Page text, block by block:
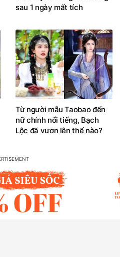
sau 1 ngày mất tích
Từ người mẫu Taobao đến
nữ chính nổi tiếng, Bạch
Lộc đã vươn lên thế nào?